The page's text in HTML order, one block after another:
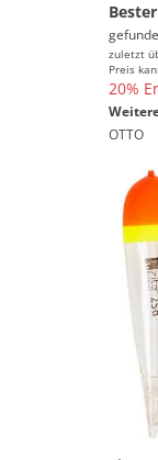
zuletzt
Preis
20%
OTTO